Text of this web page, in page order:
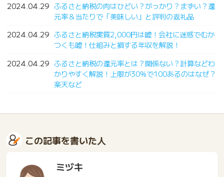
2024.04.29 ふるさと納税の肉はひどい？がっかり？まずい？還
元率＆当たりで「美味しい」と評判の返礼品
2024.04.29 ふるさと納税実質2,000円は嘘！会社に迷惑でむか
つくも嘘！仕組みと損する年収を解説！
2024.04.29 ふるさと納税の還元率とは？関係ない？計算などわ
かりやすく解説！上限が30%で100あるのはなぜ？
楽天など
この記事を書いた人
ミヅキ